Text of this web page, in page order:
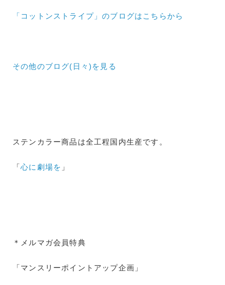
「コットンストライプ」のブログはこちらから
その他のブログ(日々) を見る
ステンカラー商品は全工程国内生産です。
「心に劇場を 」
＊メルマガ会員特典
「マンスリーポイントアップ企画」